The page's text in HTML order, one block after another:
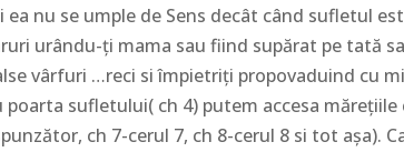
ea nu se umple de Sens decât când sufletul
urându-ți mama sau fiind supărat pe tată
vârfuri …reci si împietriți propovaduind cu
sufletului( ch 4) putem accesa mărețiile
ch 7-cerul 7, ch 8-cerul 8 si tot așa).